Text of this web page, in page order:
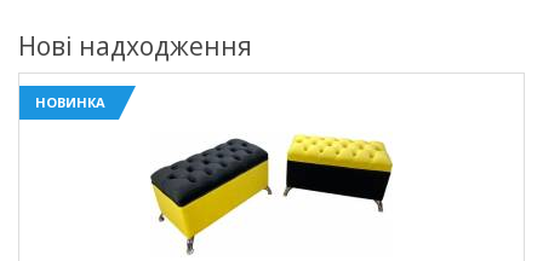
Нові надходження
НОВИНКА